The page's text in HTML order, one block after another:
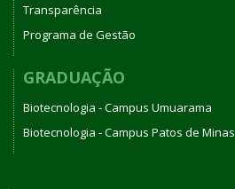
Transparência
Programa de Gestão
GRADUAÇÃO
Biotecnologia - Campus Umuarama
Biotecnologia - Campus Patos de Minas